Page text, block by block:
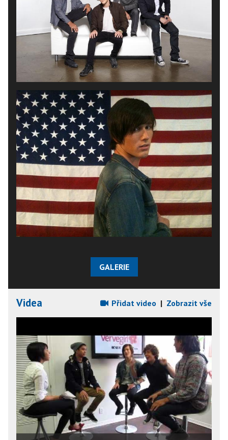
GALERIE
Videa Přidat video | Zobrazit vše